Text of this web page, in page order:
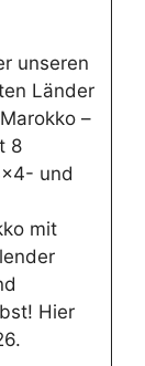
unseren
Länder
–
8
und
mit
Hier